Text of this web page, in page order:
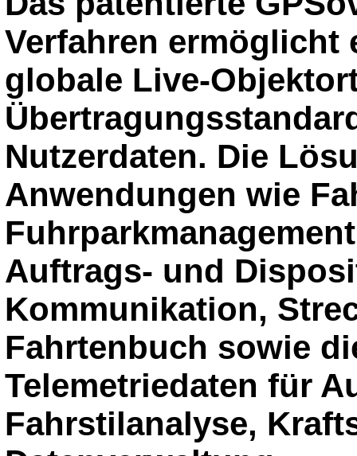
Verfahren ermöglicht
globale Live-
Nutzerdaten. Die
Anwendungen wie
Auftrags- und
Kommunikation,
Fahrtenbuch sowie
Telemetriedaten für
Fahrstilanalyse,